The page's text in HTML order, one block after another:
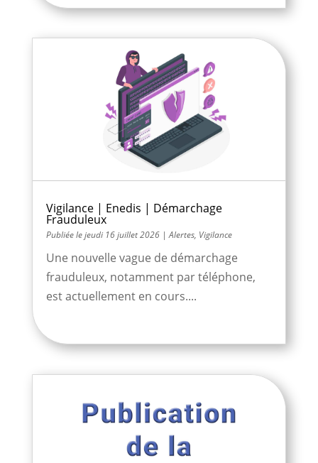
Vigilance | Enedis | Démarchage
Frauduleux
jeudi 16 juillet 2026|Alertes, Vigilance
Une nouvelle vague de démarchage
frauduleux, notamment par téléphone,
est actuellement en cours....